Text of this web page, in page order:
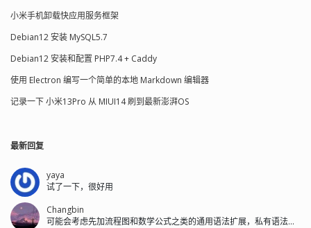
小米手机卸载快应用服务框架
Debian12 安装 MySQL5.7
Debian12 安装和配置 PHP7.4 + Caddy
使用 Electron 编写一个简单的本地 Markdown 编辑器
记录一下 小米13Pro 从 MIUI14 刷到最新澎湃OS
最新回复
yaya
试了一下，很好用
Changbin
可能会考虑先加流程图和数学公式之类的通用语法扩展，私有语法后面再加。